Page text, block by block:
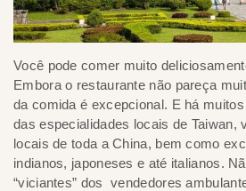
Você pode comer muito
Embora o restaurante não pareça
da comida é excepcional. E há
das especialidades locais de Taiwan,
locais de toda a China, bem como
indianos, japoneses e até italianos.
“viciantes” dos vendedores